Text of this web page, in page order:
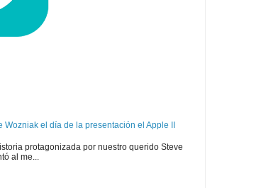
el día de la presentación el Apple II
protagonizada por nuestro querido Steve
al me...